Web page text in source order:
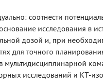
соотнести
исследования в
дозой и, при
для точного
мультидисциплинарной
исследований и